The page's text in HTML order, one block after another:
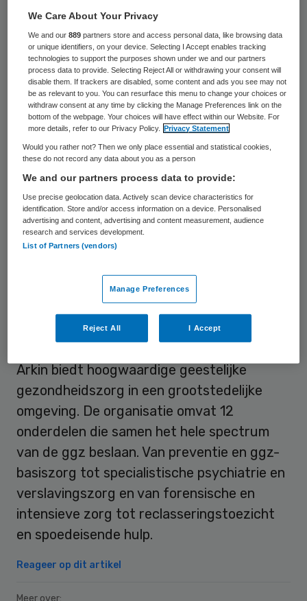
19 oktober 2022,16:54
2679 keer gelezen
Marc Blom is per 1 oktober 2022 benoemd
als lid van de raad van toezicht van ggz
organisatie Arkin. Hij volgt eind 2022
Audrey van Schaik op als voorzitter van de
commissie kwaliteit van de raad van
toezicht.
Blom heeft een brede ervaring als
bestuurder in de ggz met
aandachtsgebieden kwaliteit van zorg en
beroepsopleidingen in de ggz. Van 2017 tot
mei 2022 was hij lid raad van bestuur bij
Parnassia Groep.
Arkin biedt hoogwaardige geestelijke
gezondheidszorg in een grootstedelijke
omgeving. De organisatie omvat 12
onderdelen die samen het hele spectrum
van de ggz beslaan. Van preventie en ggz-
basiszorg tot specialistische psychiatrie en
verslavingszorg en van forensische en
intensieve zorg tot reclasseringstoezicht
en spoedeisende hulp.
Reageer op dit artikel
Meer over:
We Care About Your Privacy
We and our889 partners store and access personal data, like browsing data
or unique identifiers, on your device. Selecting I Accept enables tracking
technologies to support the purposes shown under we and our partners
process data to provide. Selecting Reject All or withdrawing your consent will
disable them. If trackers are disabled, some content and ads you see may not
be as relevant to you. You can resurface this menu to change your choices or
withdraw consent at any time by clicking the Manage Preferences link on the
bottom of the webpage. Your choices will have effect within our Website. For
more details, refer to our Privacy Policy.
Privacy Statement
Would you rather not? Then we only place essential and statistical cookies,
these do not record any data about you as a person
We and our partners process data to provide:
Use precise geolocation data. Actively scan device characteristics for
identification. Store and/or access information on a device. Personalised
advertising and content, advertising and content measurement, audience
research and services development.
List of Partners (vendors)
Manage Preferences
Reject All I Accept